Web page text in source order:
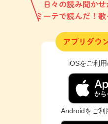
日々の読み聞か
ミーテで読んだ！
アプリダウ
iOSをご利
Androidをご利